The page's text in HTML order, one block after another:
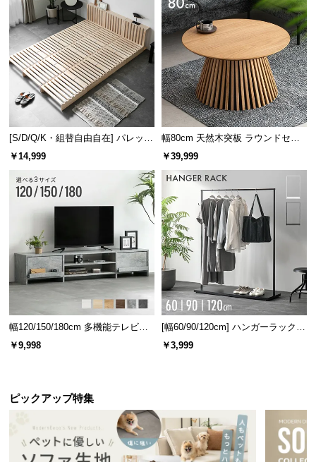
[S/D/Q/K・組替自由自在] パレット
ベッド 8/12/16枚セット
￥14,999
幅80cm 天然木突板 ラウンドセン
ターテーブル 美しい格子デザイン
￥39,999
幅120/150/180cm 多機能テレビボ
ード 木目/石目調 オープン収納・
引き出し収納付き
￥9,998
[幅60/90/120cm] ハンガーラック
スチール 4段階高さ調節 サイドフ
ック オープンラック シンプル
￥3,999
ピックアップ特集